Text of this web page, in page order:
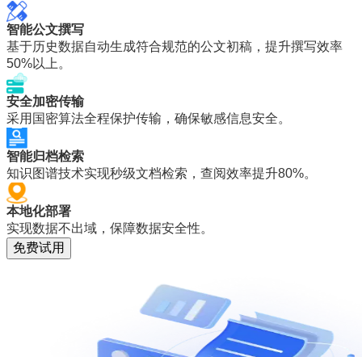
智能公文撰写
基于历史数据自动生成符合规范的公文初稿，提升撰写效率
50%以上。
安全加密传输
采用国密算法全程保护传输，确保敏感信息安全。
智能归档检索
知识图谱技术实现秒级文档检索，查阅效率提升80%。
本地化部署
实现数据不出域，保障数据安全性。
免费试用